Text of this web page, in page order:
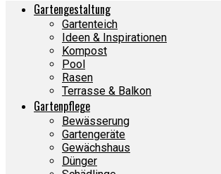
Gartengestaltung
Gartenteich
Ideen & Inspirationen
Kompost
Pool
Rasen
Terrasse & Balkon
Gartenpflege
Bewässerung
Gartengeräte
Gewächshaus
Dünger